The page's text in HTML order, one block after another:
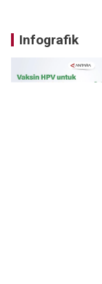
Infografik